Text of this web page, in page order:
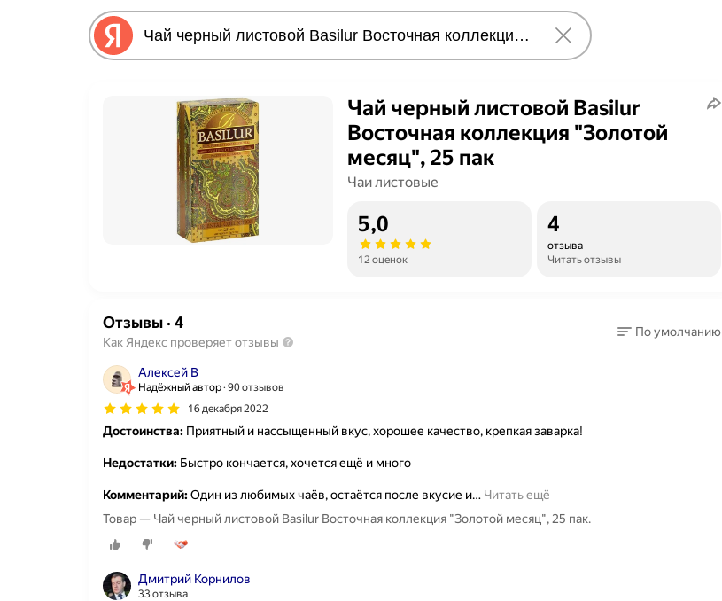
Чай черный листовой Basilur
Восточная коллекция "Золотой
месяц", 25 пак
Чаи листовые
5,0
12 оценок
4
отзыва
Читать отзывы
Отзывы· 4
Как Яндекс проверяет отзывы
По умолчанию
Алексей В
Надёжный автор 90 отзывов
16 декабря 2022
Достоинства: Приятный и нассыщенный вкус, хорошее качество, крепкая заварка!
Недостатки: Быстро кончается, хочется ещё и много
Комментарий:Один из любимых чаёв, остаётся после вкусие и… Читать ещё
Товар — Чай черный листовой Basilur Восточная коллекция "Золотой месяц", 25 пак.
Дмитрий Корнилов
33 отзыва